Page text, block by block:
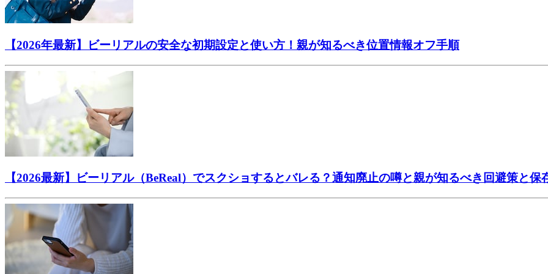
【2026年最新】ビーリアルの安全な初期設定と使い方！親が知るべき位置情報オフ手順
【2026最新】ビーリアル（BeReal）でスクショするとバレる？通知廃止の噂と親が知るべき回避策と保